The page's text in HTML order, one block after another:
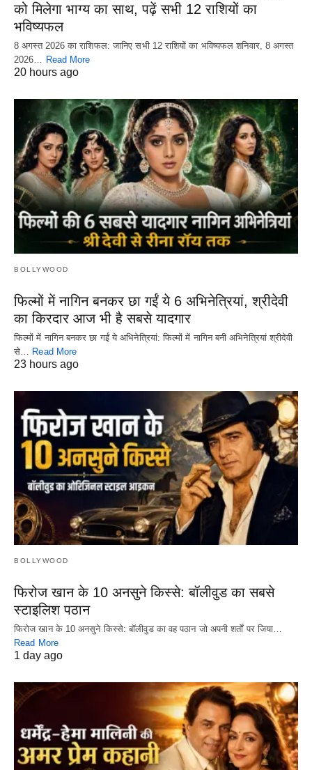
को मिलेगा भाग्य का साथ, पढ़ें सभी 12 राशियों का
भविष्यफल
8 अगस्त 2026 का राशिफल: जानिए सभी 12 राशियों का भविष्यफल शनिवार, 8 अगस्त
2026…
Read More
20 hours ago
BOLLYWOOD
फिल्मों में नागिन बनकर छा गईं ये 6 अभिनेत्रियां, श्रीदेवी
का किरदार आज भी है सबसे यादगार
फिल्मों में नागिन बनकर छा गईं ये अभिनेत्रियां: फिल्मों में नागिन बनी अभिनेत्रियां श्रीदेवी
से… Read More
23 hours ago
BOLLYWOOD
फिरोज खान के 10 अनसुने किस्से: बॉलीवुड का सबसे
स्टाइलिश पठान
फिरोज खान के 10 अनसुने किस्से: बॉलीवुड का वह पठान जो अपनी शर्तों पर जिया…
Read More
1 day ago